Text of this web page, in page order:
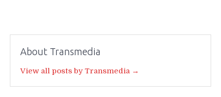
About Transmedia
View all posts by Transmedia →